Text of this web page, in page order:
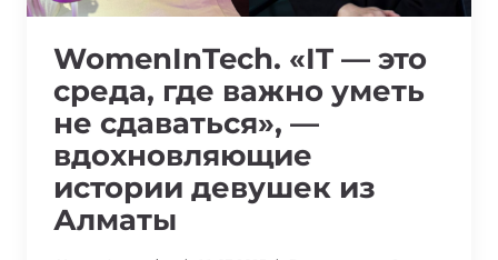
WomenInTech. «IT — это
среда, где важно уметь
не сдаваться», —
вдохновляющие
истории девушек из
Алматы